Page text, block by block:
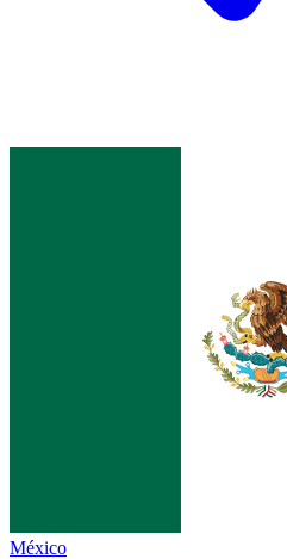
México